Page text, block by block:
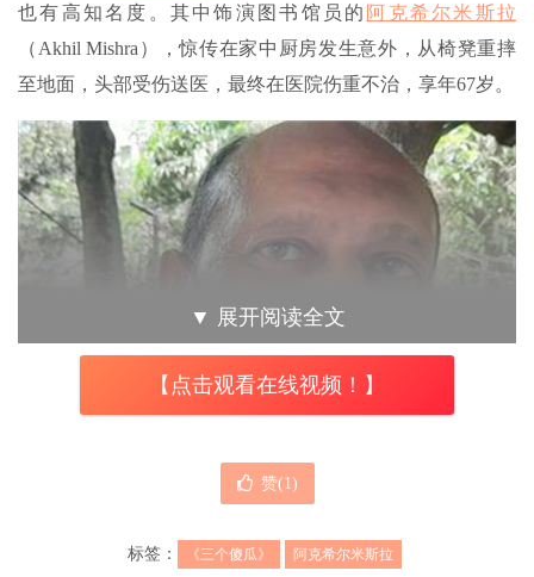
也有高知名度。其中饰演图书馆员的 阿克希尔米斯拉
（Akhil Mishra），惊传在家中厨房发生意外，从椅凳重摔
至地面，头部受伤送医，最终在医院伤重不治，享年67岁。
▼ 展开阅读全文
【点击观看在线视频！】
赞(1)
标签： 《三个傻瓜》 阿克希尔米斯拉